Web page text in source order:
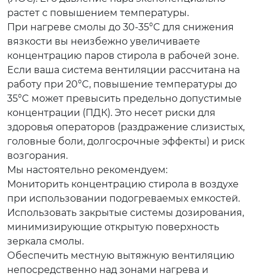
растет с повышением температуры.
При нагреве смолы до 30-35°C для снижения
вязкости вы неизбежно увеличиваете
концентрацию паров стирола в рабочей зоне.
Если ваша система вентиляции рассчитана на
работу при 20°C, повышение температуры до
35°C может превысить предельно допустимые
концентрации (ПДК). Это несет риски для
здоровья операторов (раздражение слизистых,
головные боли, долгосрочные эффекты) и риск
возгорания.
Мы настоятельно рекомендуем:
Мониторить концентрацию стирола в воздухе
при использовании подогреваемых емкостей.
Использовать закрытые системы дозирования,
минимизирующие открытую поверхность
зеркала смолы.
Обеспечить местную вытяжную вентиляцию
непосредственно над зонами нагрева и